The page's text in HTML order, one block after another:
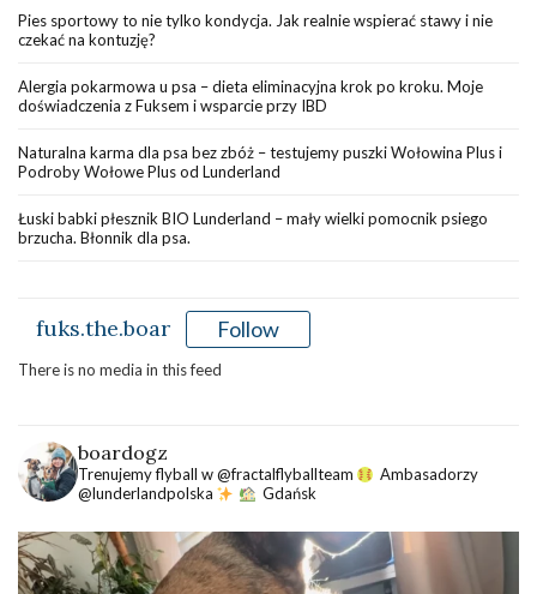
Pies sportowy to nie tylko kondycja. Jak realnie wspierać stawy i nie
czekać na kontuzję?
Alergia pokarmowa u psa – dieta eliminacyjna krok po kroku. Moje
doświadczenia z Fuksem i wsparcie przy IBD
Naturalna karma dla psa bez zbóż – testujemy puszki Wołowina Plus i
Podroby Wołowe Plus od Lunderland
Łuski babki płesznik BIO Lunderland – mały wielki pomocnik psiego
brzucha. Błonnik dla psa.
fuks.the.boar Follow
There is no media in this feed
boardogz
Trenujemy flyball w @fractalflyballteam
Ambasadorzy
@lunderlandpolska
Gdańsk